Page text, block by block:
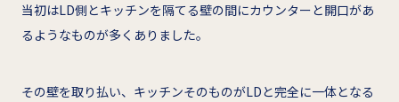
当初はLD側とキッチンを隔てる壁の間にカウンターと開口があ
るようなものが多くありました。
その壁を取り払い、キッチンそのものがLDと完全に一体となる